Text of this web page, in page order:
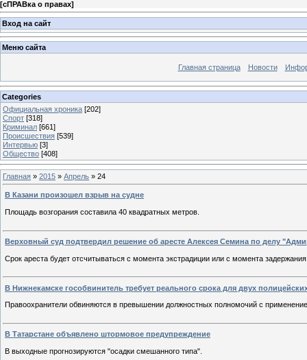
[сПРАВка о правах]
Вход на сайт
Меню сайта
Главная страница Новости
Categories
Официальная хроника [202]
Спорт [318]
Криминал [661]
Происшествия [539]
Интервью [3]
Общество [408]
Главная » 2015 » Апрель » 24
В Казани произошел взрыв на судне
Площадь возгорания составила 40 квадратных метров.
Верховный суд подтвердил решение об аресте Алексея Семина по делу
Срок ареста будет отсчитываться с момента экстрадиции или с момента
В Нижнекамске гособвинитель требует реального срока для двух
Правоохранители обвиняются в превышении должностных полномочий с
В Татарстане объявлено штормовое предупреждение
В выходные прогнозируются "осадки смешанного типа".